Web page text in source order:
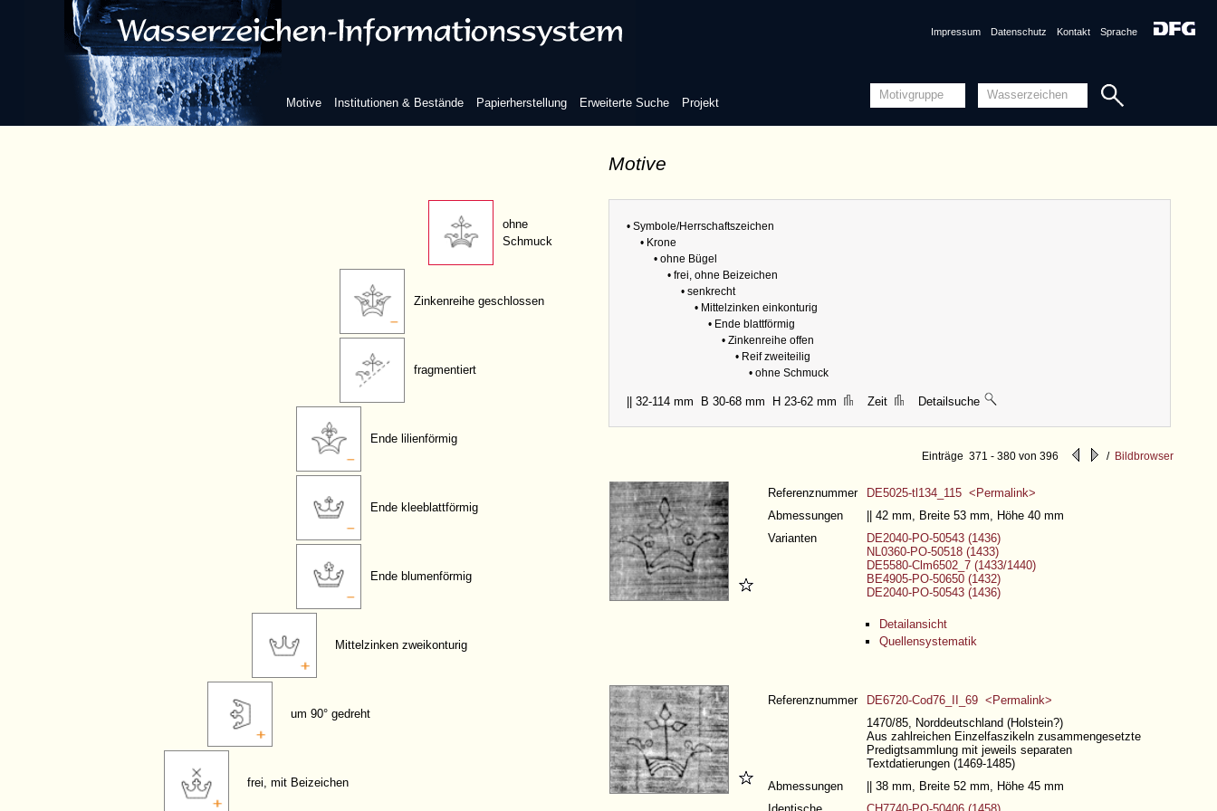
Motive Institutionen & Bestände Papierherstellung Erweiterte Suche Projekt
Impressum Datenschutz Kontakt Sprache
Motive
Reif einfach
Reif einteilig
ohne
Schmuck
Zinkenreihe geschlossen
fragmentiert
Ende lilienförmig
Ende kleeblattförmig
Ende blumenförmig
Mittelzinken zweikonturig
um 90° gedreht
frei, mit Beizeichen
• Symbole/Herrschaftszeichen
• Krone
• ohne Bügel
• frei, ohne Beizeichen
• senkrecht
• Mittelzinken einkonturig
• Ende blattförmig
• Zinkenreihe offen
• Reif zweiteilig
• ohne Schmuck
|| 32-114 mm B 30-68 mm H 23-62 mm Zeit Detailsuche
Einträge 371 - 380 von 396 / Bildbrowser
Detailansicht
DE6720-Cod115_266 <Permalink>
Referenznummer
Abmessungen
Varianten
Referenznummer
DE5025-tl134_115 <Permalink>
Abmessungen
|| 42 mm, Breite 53 mm, Höhe 40 mm
Varianten
DE2040-PO-50543 (1436)
NL0360-PO-50518 (1433)
DE5580-Clm6502_7 (1433/1440)
BE4905-PO-50650 (1432)
DE2040-PO-50543 (1436)
Detailansicht
Quellensystematik
Referenznummer
DE6720-Cod76_II_69 <Permalink>
1470/85, Norddeutschland (Holstein?)
Aus zahlreichen Einzelfaszikeln zusammengesetzte
Predigtsammlung mit jeweils separaten
Textdatierungen (1469-1485)
Abmessungen
|| 38 mm, Breite 52 mm, Höhe 45 mm